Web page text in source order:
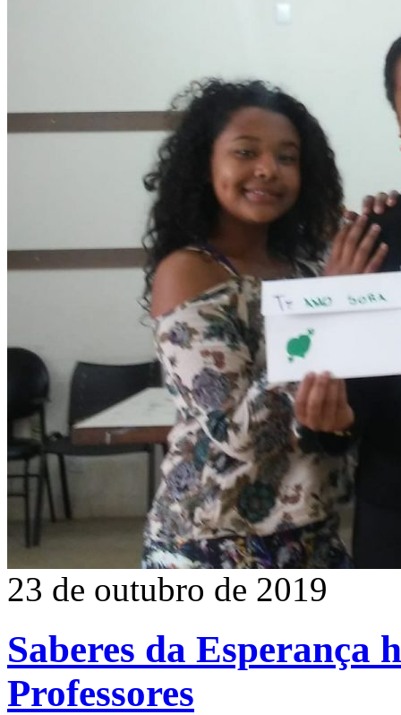
23 de outubro de 2019
Saberes da Esperança
Professores